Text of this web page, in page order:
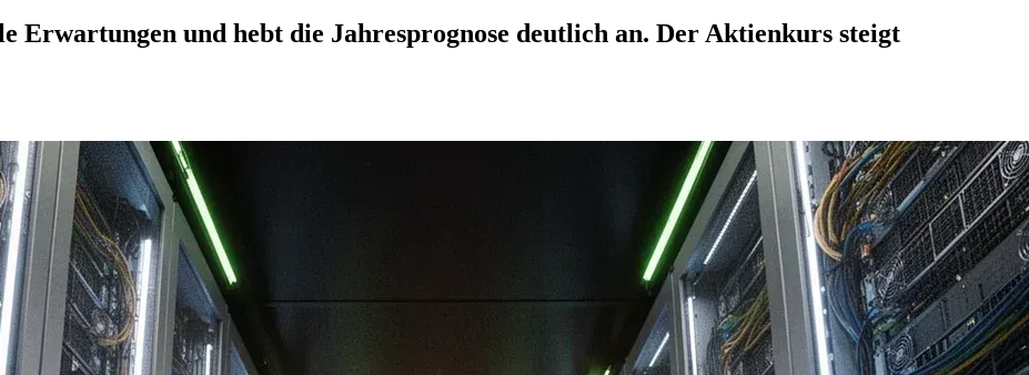
und hebt die Jahresprognose deutlich an. Der Aktienkurs steigt